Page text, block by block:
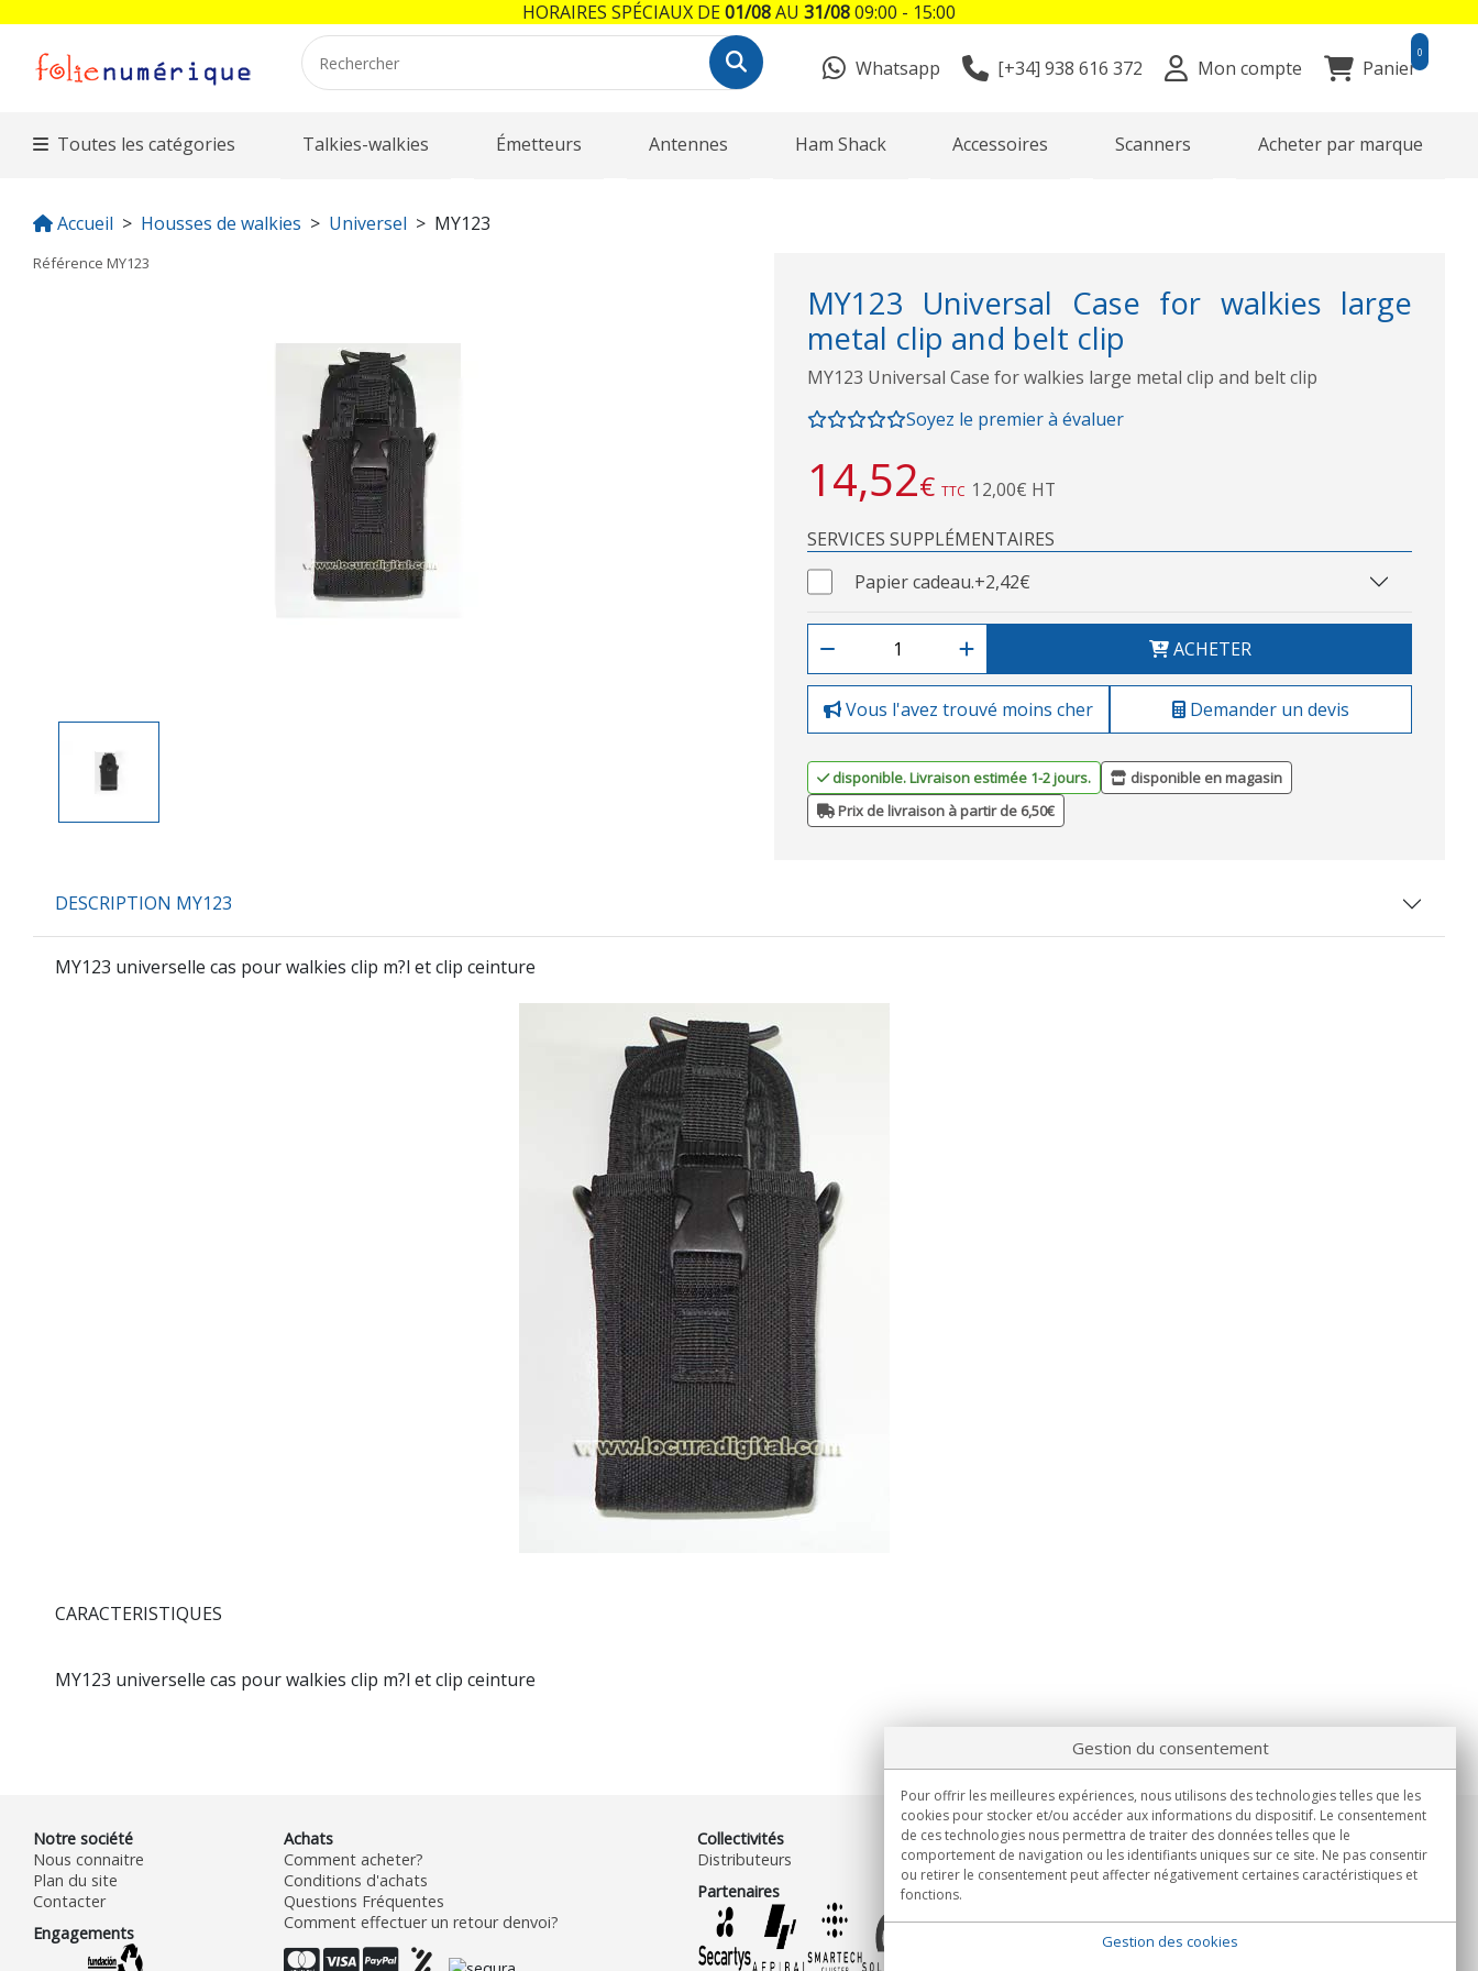
Whatsapp [+34] 938 616 372 Mon compte Panier
0
Toutes les catégories Talkies-walkies Émetteurs Antennes Ham Shack Accessoires Scanners Acheter par marque
Accueil Housses de walkies Universel MY123
Référence MY123
MY123 Universal Case for walkies large
metal clip and belt clip
MY123 Universal Case for walkies large metal clip and belt clip
Soyez le premier à évaluer
14,52€ TTC 12,00€ HT
SERVICES SUPPLÉMENTAIRES
Papier cadeau.+2,42€
ACHETER
Vous l'avez trouvé moins cher Demander un devis
disponible. Livraison estimée 1-2 jours.
disponible en magasin
Prix de livraison à partir de 6,50€
DESCRIPTION MY123
MY123 universelle cas pour walkies clip m?l et clip ceinture
CARACTERISTIQUES
MY123 universelle cas pour walkies clip m?l et clip ceinture
Notre société
Nous connaitre
Plan du site
Contacter
Engagements
Achats
Comment acheter?
Conditions d'achats
Questions Fréquentes
Comment effectuer un retour denvoi?
Collectivités
Distributeurs
Partenaires
Informations
Lun.-Ven. 9h00 - 15h00.
Livraison en
Gestion du consentement
Pour offrir les meilleures expériences, nous utilisons des technologies telles que les
cookies pour stocker et/ou accéder aux informations du dispositif. Le consentement
de ces technologies nous permettra de traiter des données telles que le
comportement de navigation ou les identifiants uniques sur ce site. Ne pas consentir
ou retirer le consentement peut affecter négativement certaines caractéristiques et
fonctions.
Gestion des cookies
HORAIRES SPÉCIAUX DE01/08AU 31/0809:00 - 15:00